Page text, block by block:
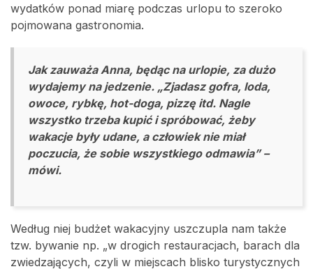
wydatków ponad miarę podczas urlopu to szeroko
pojmowana gastronomia.
Jak zauważa Anna, będąc na urlopie, za dużo
wydajemy na jedzenie. „Zjadasz gofra, loda,
owoce, rybkę, hot-doga, pizzę itd. Nagle
wszystko trzeba kupić i spróbować, żeby
wakacje były udane, a człowiek nie miał
poczucia, że sobie wszystkiego odmawia” –
mówi.
Według niej budżet wakacyjny uszczupla nam także
tzw. bywanie np. „w drogich restauracjach, barach dla
zwiedzających, czyli w miejscach blisko turystycznych